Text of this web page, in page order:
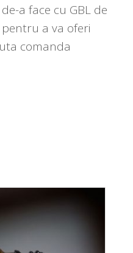
a face cu GBL de
a va oferi
comanda